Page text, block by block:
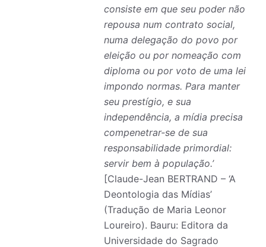
consiste em que seu poder não
repousa num contrato social,
numa delegação do povo por
eleição ou por nomeação com
diploma ou por voto de uma lei
impondo normas. Para manter
seu prestígio, e sua
independência, a mídia precisa
compenetrar-se de sua
responsabilidade primordial:
servir bem à população.’
[Claude-Jean BERTRAND – ‘A
Deontologia das Mídias’
(Tradução de Maria Leonor
Loureiro). Bauru: Editora da
Universidade do Sagrado